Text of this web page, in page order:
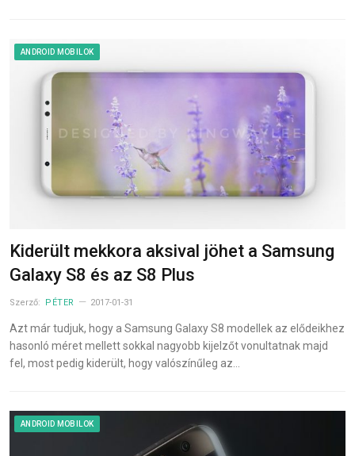
ANDROID MOBILOK
Kiderült mekkora aksival jöhet a Samsung
Galaxy S8 és az S8 Plus
Szerző: PÉTER 2017-01-31
Azt már tudjuk, hogy a Samsung Galaxy S8 modellek az elődeikhez
hasonló méret mellett sokkal nagyobb kijelzőt vonultatnak majd
fel, most pedig kiderült, hogy valószínűleg az…
ANDROID MOBILOK